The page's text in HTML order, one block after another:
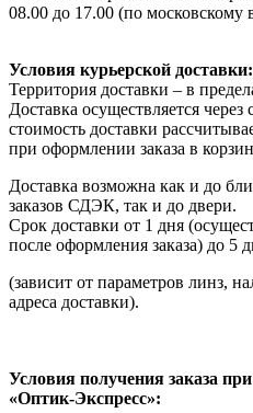
08.00 до 17.00 (по московскому
Условия курьерской доставки:
Территория доставки – в
Доставка осуществляется
стоимость доставки
при оформлении заказа в
Доставка возможна как и до
заказов СДЭК, так и до двери.
Срок доставки от 1 дня
после оформления заказа) до 5
(зависит от параметров линз,
адреса доставки).
Условия получения заказа
«Оптик-Экспресс»: